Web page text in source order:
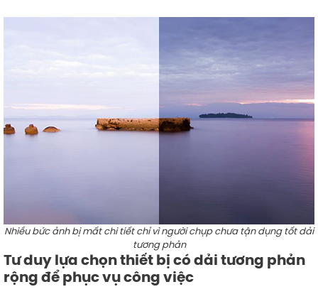
Nhiều bức ảnh bị mất chi tiết chỉ vì người chụp chưa tận dụng tốt dải
tương phản
Tư duy lựa chọn thiết bị có dải tương phản
rộng để phục vụ công việc